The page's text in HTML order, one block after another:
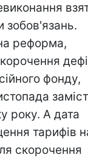
зобов'язань.
реформа,
фонду,
року. А дата
тарифів
скорочення